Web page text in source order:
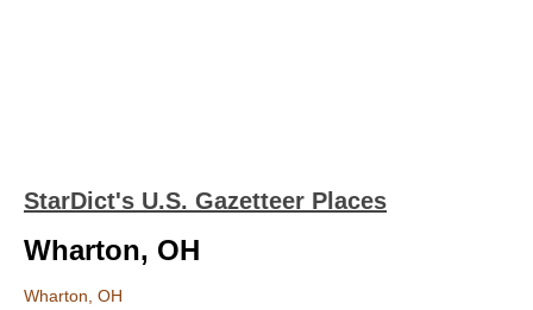
StarDict's U.S. Gazetteer Places
Wharton, OH
Wharton, OH